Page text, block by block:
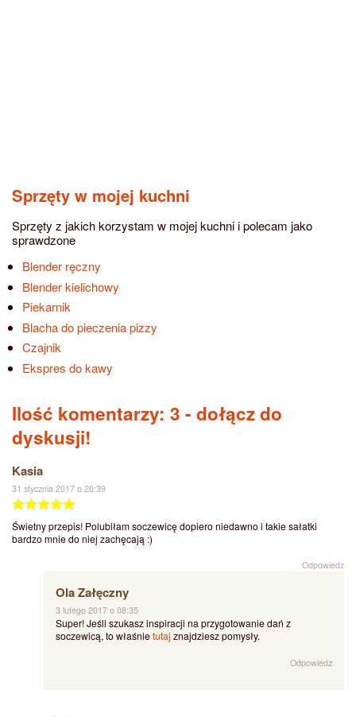
Sprzęty w mojej kuchni
Sprzęty z jakich korzystam w mojej kuchni i polecam jako
sprawdzone
Blender ręczny
Blender kielichowy
Piekarnik
Blacha do pieczenia pizzy
Czajnik
Ekspres do kawy
Ilość komentarzy: 3 - dołącz do
dyskusji!
Kasia
31 stycznia 2017 o 20:39
Świetny przepis! Polubiłam soczewicę dopiero niedawno i takie sałatki
bardzo mnie do niej zachęcają :)
Odpowiedz
Ola Załęczny
3 lutego 2017 o 08:35
Super! Jeśli szukasz inspiracji na przygotowanie dań z
soczewicą, to właśnietutaj znajdziesz pomysły.
Odpowiedz